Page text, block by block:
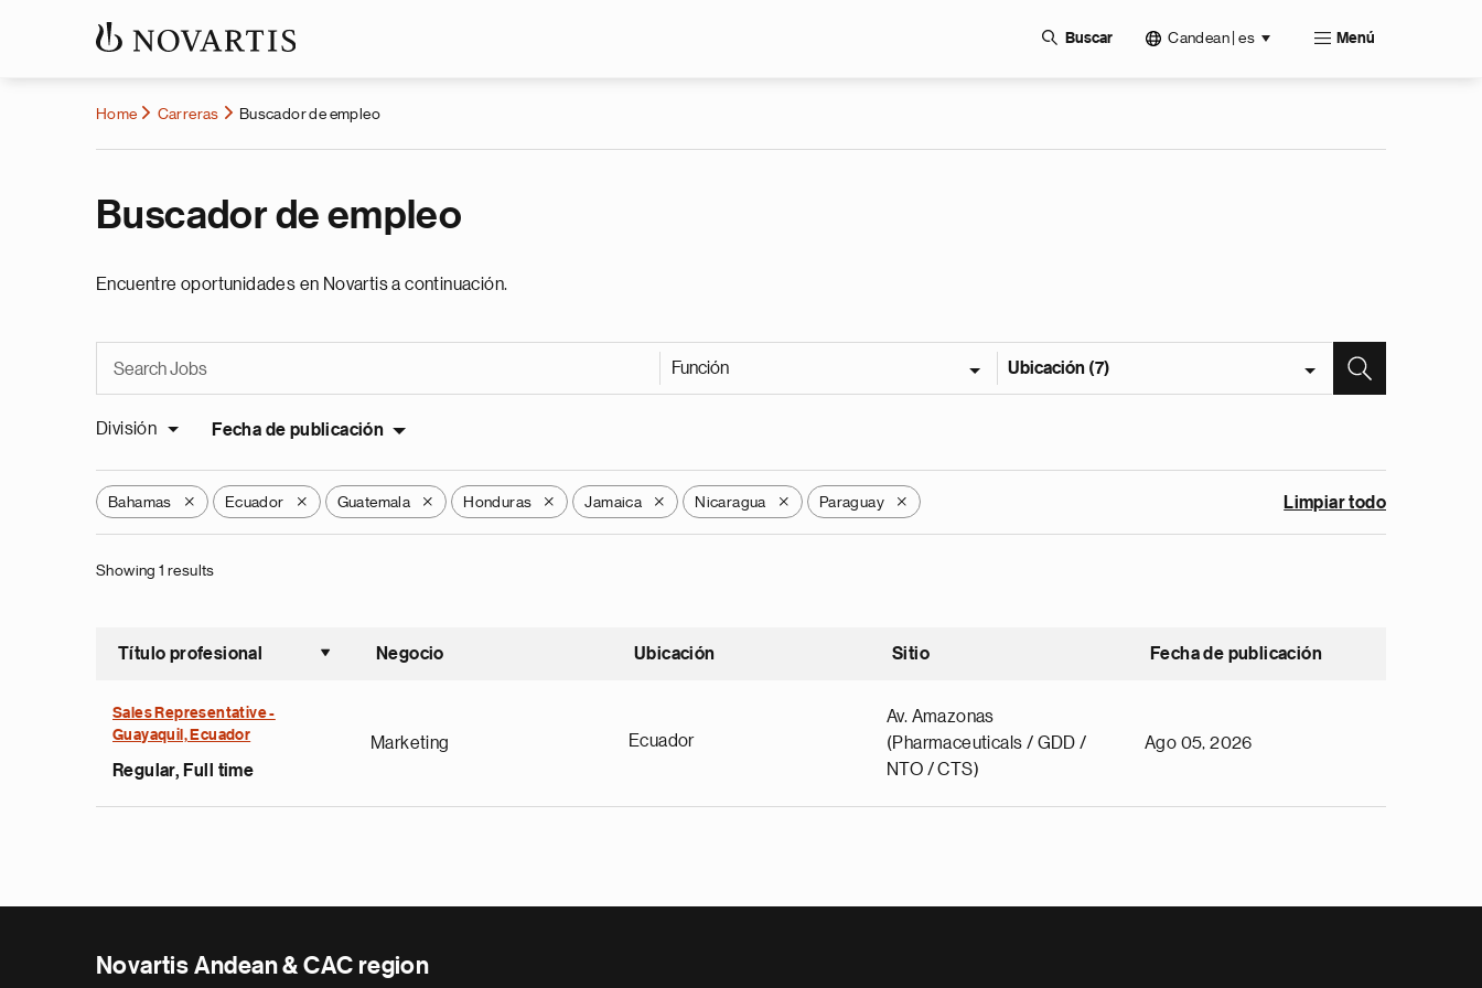
Buscar Candean | es Menú
Home Carreras Buscador de empleo
Buscador de empleo
Encuentre oportunidades en Novartis a continuación.
Función Ubicación (7)
División Fecha de publicación
Bahamas X Ecuador X Guatemala X Honduras X Jamaica X Nicaragua X Paraguay X Limpiar todo
Showing 1 results
Título profesional
Ordenar ascendente
Negocio Ubicación Sitio Fecha de publicación
Sales Representative -
Guayaquil, Ecuador
Regular, Full time
Marketing Ecuador
Av. Amazonas
(Pharmaceuticals / GDD /
NTO / CTS)
Ago 05, 2026
Novartis Andean & CAC region